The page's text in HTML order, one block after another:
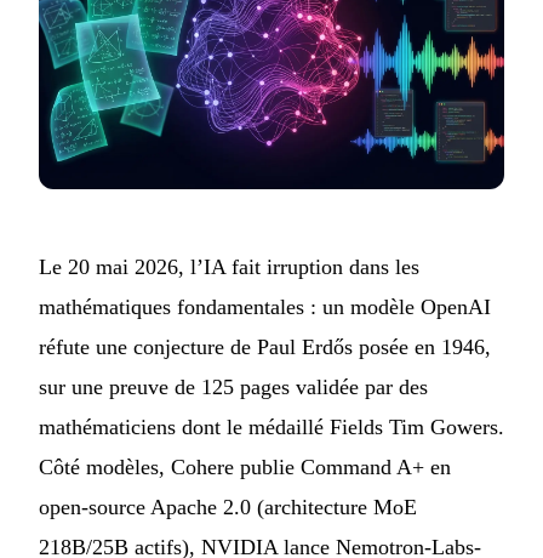
Le 20 mai 2026, l’IA fait irruption dans les
mathématiques fondamentales : un modèle OpenAI
réfute une conjecture de Paul Erdős posée en 1946,
sur une preuve de 125 pages validée par des
mathématiciens dont le médaillé Fields Tim Gowers.
Côté modèles, Cohere publie Command A+ en
open-source Apache 2.0 (architecture MoE
218B/25B actifs), NVIDIA lance Nemotron-Labs-